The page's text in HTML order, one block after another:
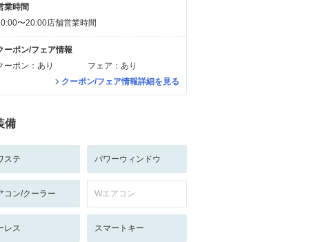
業時間
〜20:00店舗営業時間
ーポン/フェア情報
ーポン：あり
フェア：あり
クーポン/フェア情報詳細を見る
備
ステ パワーウィンドウ
コン/クーラー Wエアコン
レス スマートキー